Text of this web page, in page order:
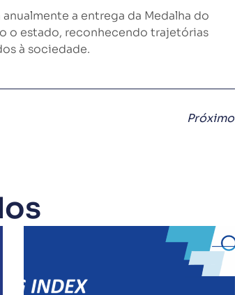
anualmente a entrega da Medalha do
o estado, reconhecendo trajetórias
à sociedade.
Próximo